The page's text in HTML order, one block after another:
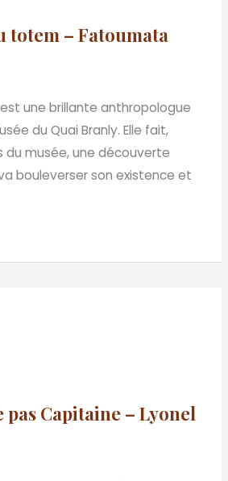
totem – Fatoumata
une brillante anthropologue
du Quai Branly. Elle fait,
du musée, une découverte
bouleverser son existence et
pas Capitaine – Lyonel